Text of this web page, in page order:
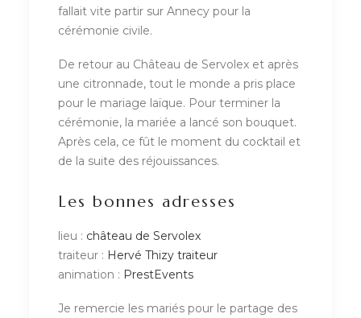
fallait vite partir sur Annecy pour la
cérémonie civile.
De retour au Château de Servolex et après
une citronnade, tout le monde a pris place
pour le mariage laïque. Pour terminer la
cérémonie, la mariée a lancé son bouquet.
Après cela, ce fût le moment du cocktail et
de la suite des réjouissances.
Les bonnes adresses
lieu : château de Servolex
traiteur : Hervé Thizy traiteur
animation : PrestEvents
Je remercie les mariés pour le partage des